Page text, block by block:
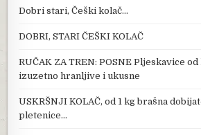
Dobri stari, Češki kolač…
DOBRI, STARI ČEŠKI KOLAČ
RUČAK ZA TREN: POSNE Pljeskavice
izuzetno hranljive i ukusne
USKRŠNJI KOLAČ, od 1 kg brašna
pletenice…